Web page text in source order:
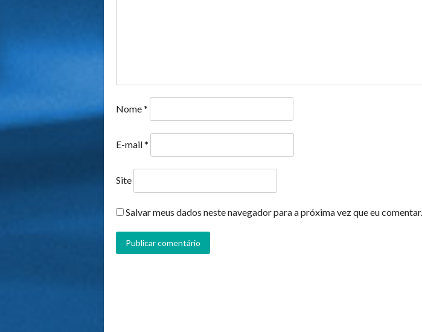
Nome*
E-mail*
Site
Salvar meus dados neste navegador para a próxima vez que eu comentar.